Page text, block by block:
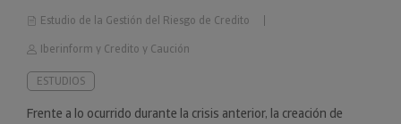
Estudio de la Gestión del Riesgo de Credito
Iberinform y Credito y Caución
ESTUDIOS
Frente a lo ocurrido durante la crisis anterior, la creación de